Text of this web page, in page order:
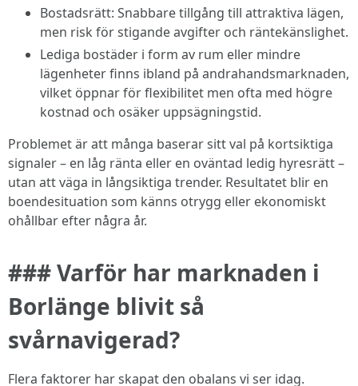
Bostadsrätt: Snabbare tillgång till attraktiva lägen,
men risk för stigande avgifter och räntekänslighet.
Lediga bostäder i form av rum eller mindre
lägenheter finns ibland på andrahandsmarknaden,
vilket öppnar för flexibilitet men ofta med högre
kostnad och osäker uppsägningstid.
Problemet är att många baserar sitt val på kortsiktiga
signaler – en låg ränta eller en oväntad ledig hyresrätt –
utan att väga in långsiktiga trender. Resultatet blir en
boendesituation som känns otrygg eller ekonomiskt
ohållbar efter några år.
### Varför har marknaden i
Borlänge blivit så
svårnavigerad?
Flera faktorer har skapat den obalans vi ser idag.